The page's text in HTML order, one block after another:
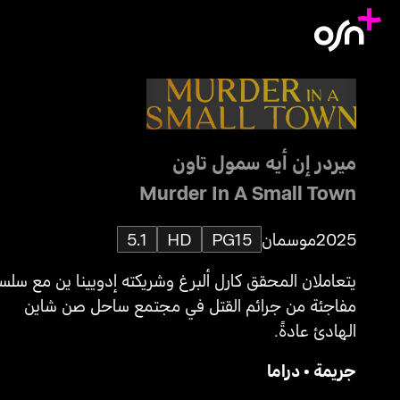
ميردر إن أيه سمول تاون
Murder In A Small Town
2025موسمان PG15
HD
5.1
يتعاملان المحقق كارل ألبرغ وشريكته إدويينا ين مع
مفاجئة من جرائم القتل في مجتمع ساحل صن شاين
الهادئ عادةً.
جريمة •دراما